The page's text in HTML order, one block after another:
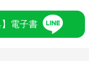
電子書